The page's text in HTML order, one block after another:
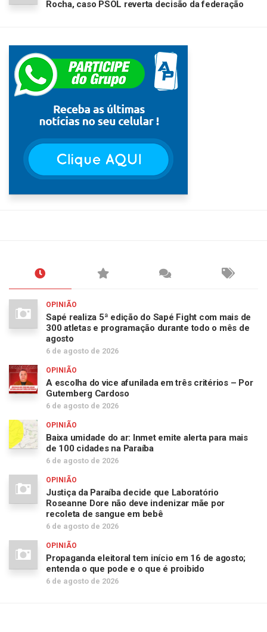
Rocha, caso PSOL reverta decisão da federação
OPINIÃO
Sapé realiza 5ª edição do Sapé Fight com mais de
300 atletas e programação durante todo o mês de
agosto
6 de agosto de 2026
OPINIÃO
A escolha do vice afunilada em três critérios – Por
Gutemberg Cardoso
6 de agosto de 2026
OPINIÃO
Baixa umidade do ar: Inmet emite alerta para mais
de 100 cidades na Paraíba
6 de agosto de 2026
OPINIÃO
Justiça da Paraíba decide que Laboratório
Roseanne Dore não deve indenizar mãe por
recoleta de sangue em bebê
6 de agosto de 2026
OPINIÃO
Propaganda eleitoral tem início em 16 de agosto;
entenda o que pode e o que é proibido
6 de agosto de 2026